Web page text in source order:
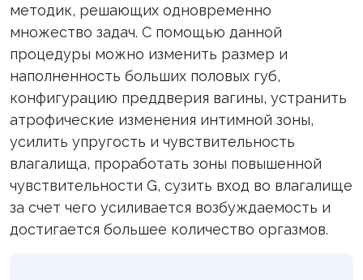
методик, решающих одновременно
множество задач. С помощью данной
процедуры можно изменить размер и
наполненность больших половых губ,
конфигурацию преддверия вагины, устранить
атрофические изменения интимной зоны,
усилить упругость и чувствительность
влагалища, проработать зоны повышенной
чувствительности G, сузить вход во влагалище
за счет чего усиливается возбуждаемость и
достигается большее количество оргазмов.